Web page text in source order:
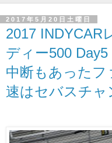
2017年5月20日土曜日
2017 INDYCAR
ディー500
中断もあった
速はセバスチャ